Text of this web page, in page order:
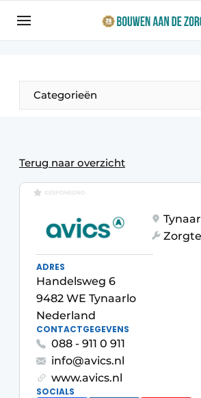
Aanmelden
Bedrijven
Bouwen aan de Zorg |
Evenement aanmelden
Jaarboek
Meest gelezen
Nieuwsbrief
Podcasts
Privacy / Cookie statement
Vacature aanmelden
Vacatures
Categorieën
Productinformatie
Evenementen
Ziekenhuizen
Woonzorg & Verpleeghuizen
Privéklinieken
Laboratoria
Terug naar overzicht
GESPONSORD
ADRES
Handelsweg 6
9482 WE Tynaarlo
Nederland
CONTACTGEGEVENS
088 - 911 0 911
info@avics.nl
www.avics.nl
SOCIALS